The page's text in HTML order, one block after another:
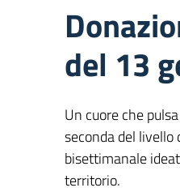
del 13
Un cuore che
seconda del livello
bisettimanale
territorio.